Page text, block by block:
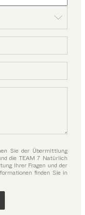
Sie der Übermittlung
die TEAM 7 Natürlich
Ihrer Fragen und der
finden Sie in